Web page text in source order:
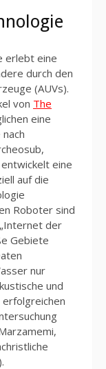
erlebt eine
durch den
(AUVs).
von The
eine
eine
auf die
Roboter sind
der
Gebiete
nur
und
erfolgreichen
).